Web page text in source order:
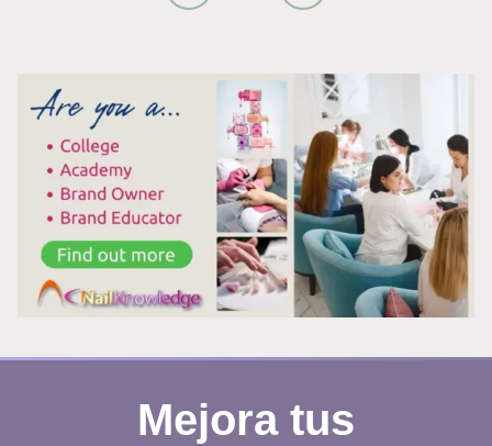
LAS
CUTÍCULAS
QUE
ESTÁ
DIVIDIENDO
AL
MUNDO
UÑAS
Mejora tus